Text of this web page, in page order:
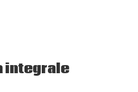
integrale